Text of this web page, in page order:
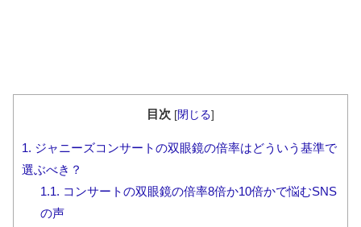
目次 [閉じる]
1. ジャニーズコンサートの双眼鏡の倍率はどういう基準で
選ぶべき？
1.1. コンサートの双眼鏡の倍率8倍か10倍かで悩むSNS
の声